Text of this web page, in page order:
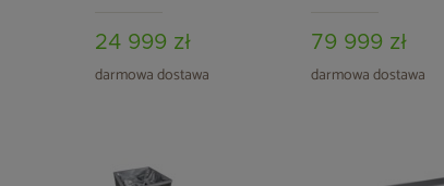
24 999 zł
darmowa dostawa
Flow 390 x 235 cm
79 999 zł
darmowa dostawa